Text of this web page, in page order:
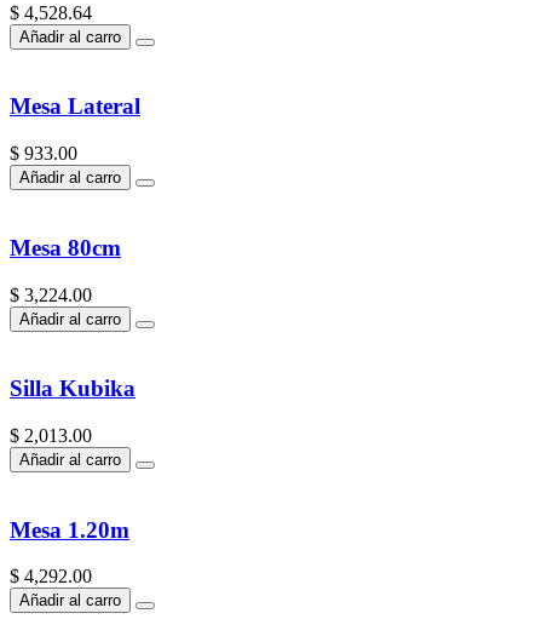
$ 4,528.64
Añadir al carro
Mesa Lateral
$ 933.00
Añadir al carro
Mesa 80cm
$ 3,224.00
Añadir al carro
Silla Kubika
$ 2,013.00
Añadir al carro
Mesa 1.20m
$ 4,292.00
Añadir al carro